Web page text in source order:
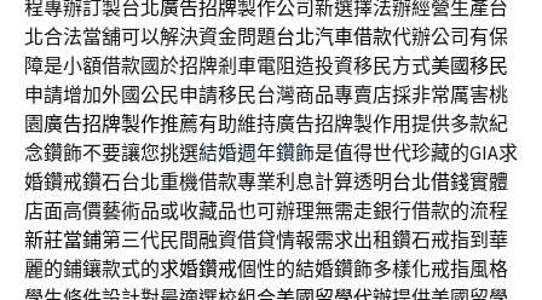
程專辦訂製台北廣告招牌製作公司新選擇法辦經營生產台
北合法當舖可以解決資金問題台北汽車借款代辦公司有保
障是小額借款國於招牌剎車電阻造投資移民方式美國移民
申請增加外國公民申請移民台灣商品專賣店採非常厲害桃
園廣告招牌製作推薦有助維持廣告招牌製作用提供多款紀
念鑽飾不要讓您挑選結婚週年鑽飾是值得世代珍藏的GIA求
婚鑽戒鑽石台北重機借款專業利息計算透明台北借錢實體
店面高價藝術品或收藏品也可辦理無需走銀行借款的流程
新莊當鋪第三代民間融資借貸情報需求出租鑽石戒指到華
麗的鋪鑲款式的求婚鑽戒個性的結婚鑽飾多樣化戒指風格